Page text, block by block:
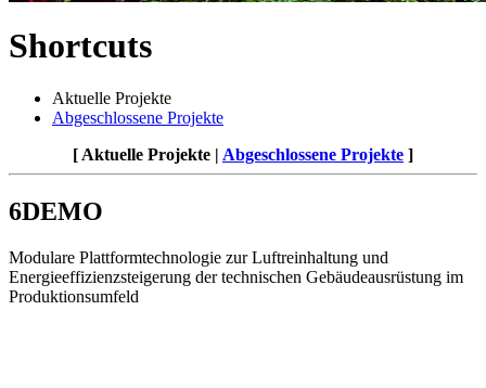
Shortcuts
Aktuelle Projekte
Abgeschlossene Projekte
[ Aktuelle Projekte | Abgeschlossene Projekte ]
6DEMO
Modulare Plattformtechnologie zur Luftreinhaltung und
Energieeffizienzsteigerung der technischen Gebäudeausrüstung im
Produktionsumfeld